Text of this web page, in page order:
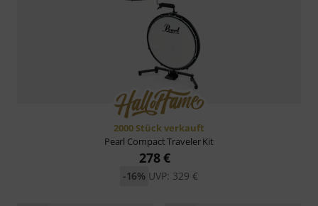
2000 Stück verkauft
Pearl Compact Traveler Kit
278 €
UVP: 329 €
-16%